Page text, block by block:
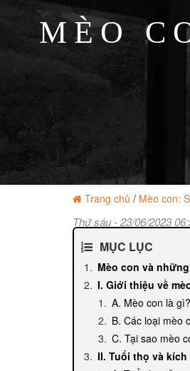
MÈO
Trang chủ / Mèo con:
Thứ sáu - 23/06/2023
MỤC LỤC
Mèo con và
I. Giới thiệu về
A. Mèo con là gì?
B. Các loại mèo
C. Tại sao mèo
II. Tuổi thọ và